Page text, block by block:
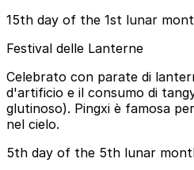
15th day of the 1st lunar
Festival delle Lanterne
Celebrato con parate di
d'artificio e il consumo di
glutinoso). Pingxi è famosa
nel cielo.
5th day of the 5th lunar